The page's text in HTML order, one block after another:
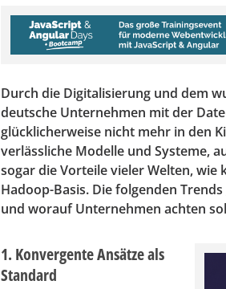
Durch die Digitalisierung und dem
deutsche Unternehmen mit der
glücklicherweise nicht mehr in den
verlässliche Modelle und Systeme,
sogar die Vorteile vieler Welten,
Hadoop-Basis. Die folgenden
und worauf Unternehmen achten
1. Konvergente Ansätze als
Standard